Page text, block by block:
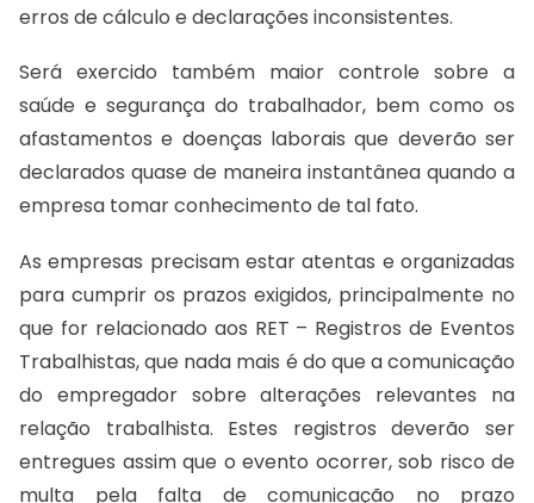
erros de cálculo e declarações inconsistentes.
Será exercido também maior controle sobre a
saúde e segurança do trabalhador, bem como os
afastamentos e doenças laborais que deverão ser
declarados quase de maneira instantânea quando a
empresa tomar conhecimento de tal fato.
As empresas precisam estar atentas e organizadas
para cumprir os prazos exigidos, principalmente no
que for relacionado aos RET – Registros de Eventos
Trabalhistas, que nada mais é do que a comunicação
do empregador sobre alterações relevantes na
relação trabalhista. Estes registros deverão ser
entregues assim que o evento ocorrer, sob risco de
multa pela falta de comunicação no prazo